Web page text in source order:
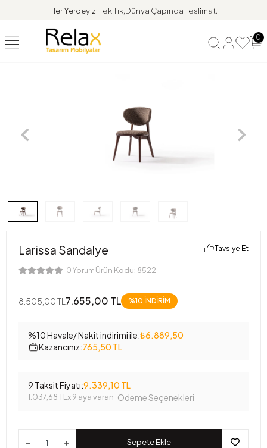
Her Yerdeyiz!Tek Tık,Dünya Çapında Teslimat.
0
Larissa Sandalye
0 Yorum Ürün Kodu: 8522
Tavsiye Et
8.505,00 TL7.655,00 TL %10 İNDİRİM
%10 Havale/ Nakit indirimi ile:₺6.889,50
Kazancınız:765,50 TL
9 Taksit Fiyatı:9.339,10 TL
1.037,68 TL x 9 aya varan Ödeme Seçenekleri
Sepete Ekle